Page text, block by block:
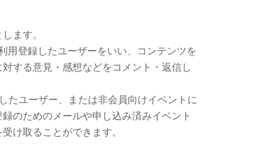
ます。
登録したユーザーをいい、コンテンツを
する意見・感想などをコメント・返信し
ユーザー、または非会員向けイベントに
のためのメールや申し込み済みイベント
け取ることができます。